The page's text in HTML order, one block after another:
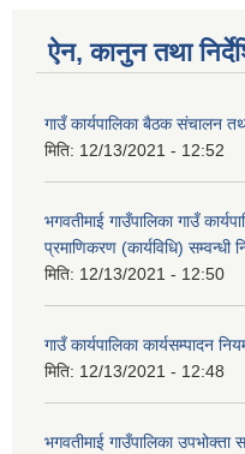
ऐन, कानुन तथा
गाउँ कार्यपालिका बैठक संचालन
मिति: 12/13/2021 - 12:52
भगवतीमाई गाउँपालिका गाउँ
प्रमाणिकरण (कार्यविधि) सम्वन्धी
मिति: 12/13/2021 - 12:50
गाउँ कार्यपालिका कार्यसम्पादन
मिति: 12/13/2021 - 12:48
भगवतीमाई गाउँपालिका